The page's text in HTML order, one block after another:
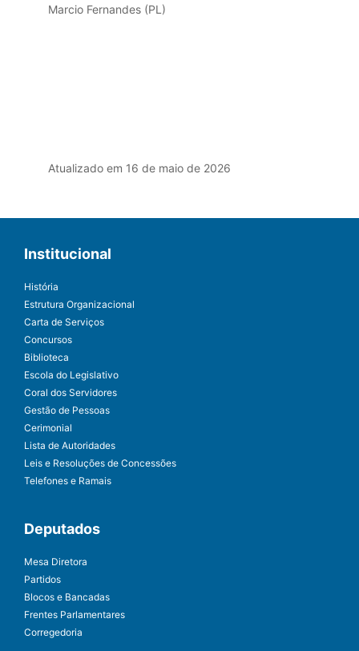
Marcio Fernandes (PL)
Atualizado em 16 de maio de 2026
Institucional
História
Estrutura Organizacional
Carta de Serviços
Concursos
Biblioteca
Escola do Legislativo
Coral dos Servidores
Gestão de Pessoas
Cerimonial
Lista de Autoridades
Leis e Resoluções de Concessões
Telefones e Ramais
Deputados
Mesa Diretora
Partidos
Blocos e Bancadas
Frentes Parlamentares
Corregedoria